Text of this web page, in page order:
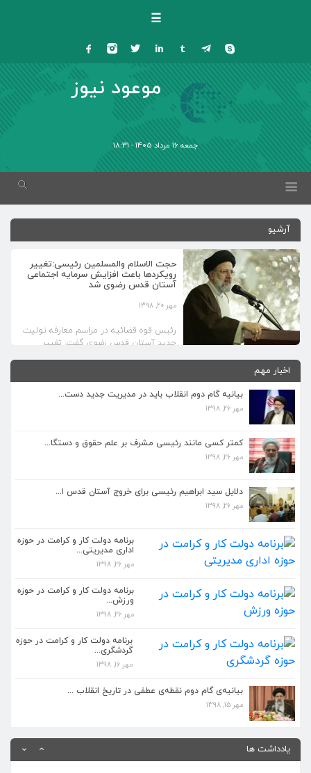
☰
موعود نیوز
جمعه 16 مرداد 1405 - 18:31
آرشیو
حجت الاسلام والمسلمین رئیسی:تغییر
رویکردها باعث افزایش سرمایه اجتماعی
آستان قدس رضوی شد
مهر 20, 1398
رئیس قوه قضائیه در مراسم معارفه تولیت
جدید آستان قدس رضوی گفت: تغییر
اخبار مهم
بیانیه گام دوم انقلاب باید در مدیریت جدید دست...
مهر 26, 1398
کمتر کسی مانند رئیسی مشرف بر علم حقوق و دستگا...
مهر 26, 1398
دلایل سید ابراهیم رئیسی برای خروج آستان قدس ا...
مهر 26, 1398
برنامه دولت کار و کرامت در حوزه
اداری مدیریتی...
مهر 26, 1398
برنامه دولت کار و کرامت در حوزه
ورزش...
مهر 26, 1398
برنامه دولت کار و کرامت در حوزه
گردشگری...
مهر 16, 1398
بیانیه‌ی گام دوم نقطه‌ی عطفی در تاریخ انقلاب ...
مهر 15, 1398
یادداشت ها
کمتر کسی مانند رئیسی مشرف بر علم حقوق و دستگا...
مهر 26, 1398
مهر 26, 1398
مهر 26, 1398